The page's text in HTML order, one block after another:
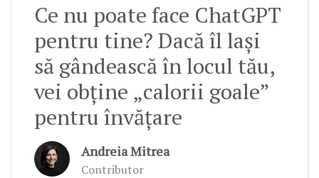
Ce nu poate face ChatGPT
pentru tine? Dacă îl lași
să gândească în locul tău,
vei obține „calorii goale”
pentru învățare
Andreia Mitrea
Contributor